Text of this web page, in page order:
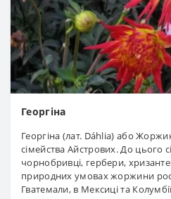
Георгіна
Георгіна (лат. Dáhlia) або
сімейства Айстрових. До цього
чорнобривці, гербери,
природних умовах жоржини
Гватемали, в Мексиці та